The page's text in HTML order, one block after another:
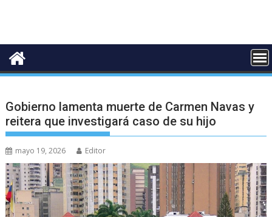
Gobierno lamenta muerte de Carmen Navas y
reitera que investigará caso de su hijo
mayo 19, 2026 Editor